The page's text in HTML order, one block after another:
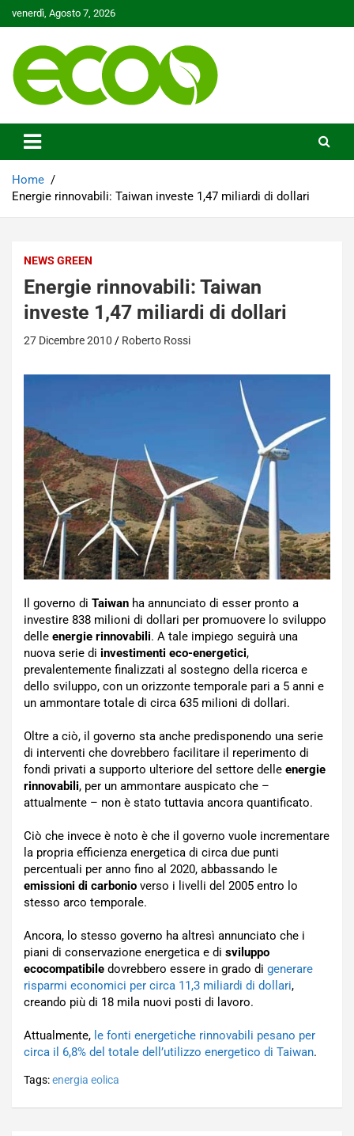
to
venerdì, Agosto 7, 2026
Ecoo.it
Home
Energie rinnovabili: Taiwan investe 1,47 miliardi di dollari
NEWS GREEN
Energie rinnovabili: Taiwan
investe 1,47 miliardi di dollari
27 Dicembre 2010 Roberto Rossi
Il governo di Taiwan ha annunciato di esser pronto a
investire 838 milioni di dollari per promuovere lo sviluppo
delle energie rinnovabili. A tale impiego seguirà una
nuova serie di investimenti eco-energetici,
prevalentemente finalizzati al sostegno della ricerca e
dello sviluppo, con un orizzonte temporale pari a 5 anni e
un ammontare totale di circa 635 milioni di dollari.
Oltre a ciò, il governo sta anche predisponendo una serie
di interventi che dovrebbero facilitare il reperimento di
fondi privati a supporto ulteriore del settore delle energie
rinnovabili, per un ammontare auspicato che –
attualmente – non è stato tuttavia ancora quantificato.
Ciò che invece è noto è che il governo vuole incrementare
la propria efficienza energetica di circa due punti
percentuali per anno fino al 2020, abbassando le
emissioni di carbonio verso i livelli del 2005 entro lo
stesso arco temporale.
Ancora, lo stesso governo ha altresì annunciato che i
piani di conservazione energetica e di sviluppo
ecocompatibile dovrebbero essere in grado di generare
risparmi economici per circa 11,3 miliardi di dollari,
creando più di 18 mila nuovi posti di lavoro.
Attualmente, le fonti energetiche rinnovabili pesano per
circa il 6,8% del totale dell’utilizzo energetico di Taiwan.
Tags:energia eolica